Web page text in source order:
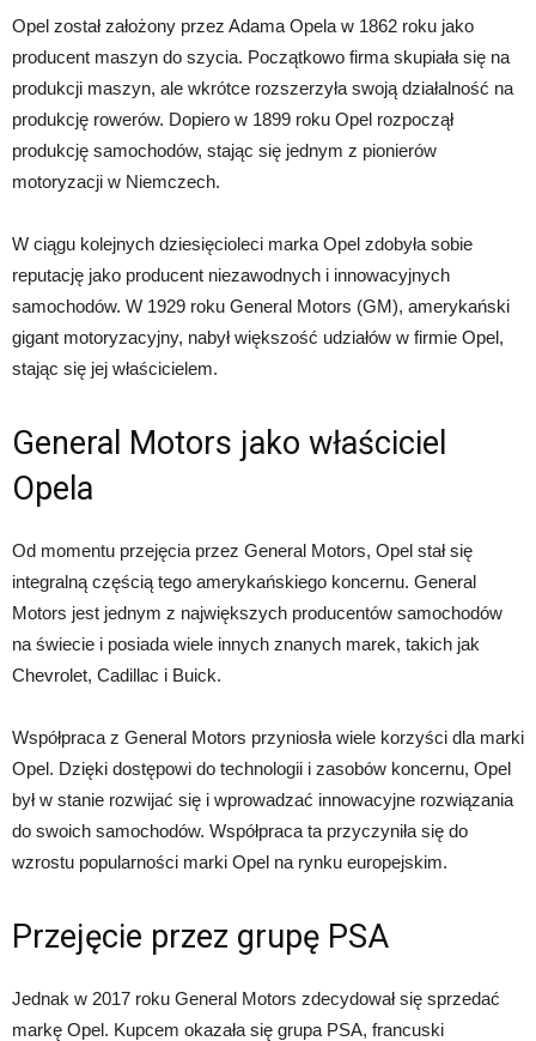
Opel został założony przez Adama Opela w 1862 roku jako
producent maszyn do szycia. Początkowo firma skupiała się na
produkcji maszyn, ale wkrótce rozszerzyła swoją działalność na
produkcję rowerów. Dopiero w 1899 roku Opel rozpoczął
produkcję samochodów, stając się jednym z pionierów
motoryzacji w Niemczech.
W ciągu kolejnych dziesięcioleci marka Opel zdobyła sobie
reputację jako producent niezawodnych i innowacyjnych
samochodów. W 1929 roku General Motors (GM), amerykański
gigant motoryzacyjny, nabył większość udziałów w firmie Opel,
stając się jej właścicielem.
General Motors jako właściciel
Opela
Od momentu przejęcia przez General Motors, Opel stał się
integralną częścią tego amerykańskiego koncernu. General
Motors jest jednym z największych producentów samochodów
na świecie i posiada wiele innych znanych marek, takich jak
Chevrolet, Cadillac i Buick.
Współpraca z General Motors przyniosła wiele korzyści dla marki
Opel. Dzięki dostępowi do technologii i zasobów koncernu, Opel
był w stanie rozwijać się i wprowadzać innowacyjne rozwiązania
do swoich samochodów. Współpraca ta przyczyniła się do
wzrostu popularności marki Opel na rynku europejskim.
Przejęcie przez grupę PSA
Jednak w 2017 roku General Motors zdecydował się sprzedać
markę Opel. Kupcem okazała się grupa PSA, francuski